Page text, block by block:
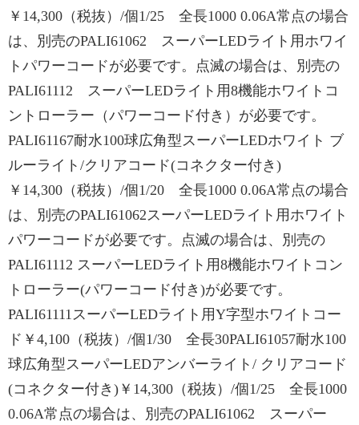
￥14,300（税抜）/個1/25 全長1000 0.06A常点の場合
は、別売のPALI61062 スーパーLEDライト用ホワイ
トパワーコードが必要です。点滅の場合は、別売の
PALI61112 スーパーLEDライト用8機能ホワイトコ
ントローラー（パワーコード付き）が必要です。
PALI61167耐水100球広角型スーパーLEDホワイト ブ
ルーライト/クリアコード(コネクター付き)
￥14,300（税抜）/個1/20 全長1000 0.06A常点の場合
は、別売のPALI61062スーパーLEDライト用ホワイト
パワーコードが必要です。点滅の場合は、別売の
PALI61112 スーパーLEDライト用8機能ホワイトコン
トローラー(パワーコード付き)が必要です。
PALI61111スーパーLEDライト用Y字型ホワイトコー
ド￥4,100（税抜）/個1/30 全長30PALI61057耐水100
球広角型スーパーLEDアンバーライト/ クリアコード
(コネクター付き)￥14,300（税抜）/個1/25 全長1000
0.06A常点の場合は、別売のPALI61062 スーパー